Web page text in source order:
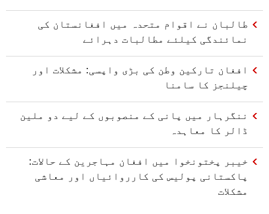
طالبان نے اقوام متحدہ میں افغانستان کی
نمائندگی کیلئے مطالبات دہرائے
افغان تارکین وطن کی بڑی واپسی: مشکلات اور
چیلنجز کا سامنا
ننگرہار میں پانی کے منصوبوں کے لیے دو ملین
ڈالر کا معاہدہ
خیبر پختونخوا میں افغان مہاجرین کے حالات:
پاکستانی پولیس کی کارروائیاں اور معاشی
مشکلات